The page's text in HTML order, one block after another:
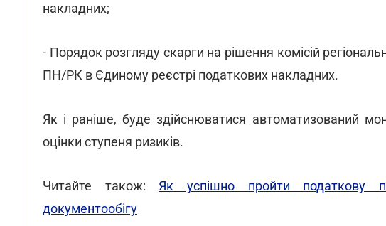
накладних;
- Порядок розгляду скарги на рішення комісій
ПН/РК в Єдиному реєстрі податкових накладних.
Як і раніше, буде здійснюватися автоматизований
оцінки ступеня ризиків.
Читайте також: Як успішно пройти податкову
документообігу